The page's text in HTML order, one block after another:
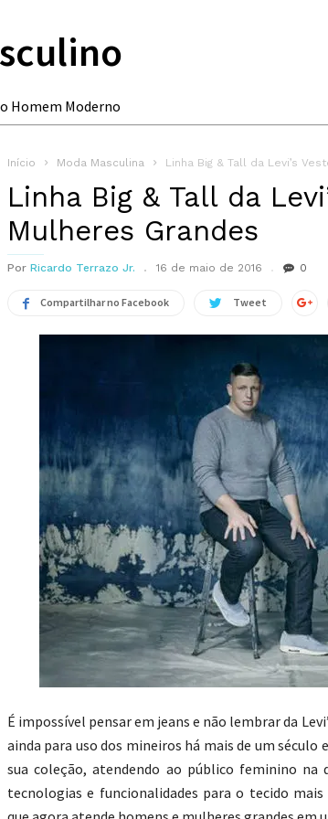
Homem Moderno
Início Moda Masculina Linha Big & Tall da Levi’s
Linha Big & Tall da
Mulheres Grandes
Por Ricardo Terrazo Jr. 16 de maio de 2016 0
Compartilhar no Facebook Tweet
É impossível pensar em jeans e não lembrar da
ainda para uso dos mineiros há mais de um
sua coleção, atendendo ao público feminino na
tecnologias e funcionalidades para o tecido